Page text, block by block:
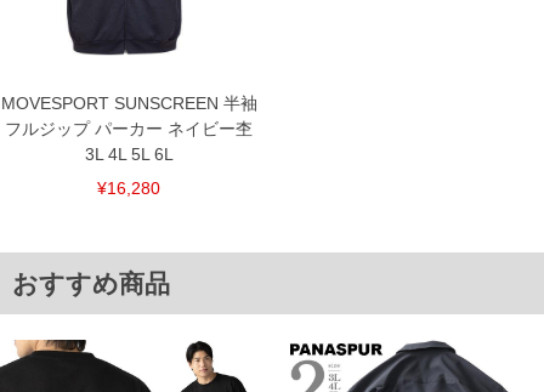
※【ボトムの裾上げをご希望の場合】
裾上げ料金は500円+税となります。
備考欄に股下●cmとご記入下さい。（裾上げ無料対象商品は1本につき税込6,000円以
尚、裾上げした商品は返品・交換不可となりますので、予めご了承下さい。
一部、お直しに対応出来ない商品がございます。(例：裾にファスナーや調節ひもが付
いている、極端なデザインが施されている等)
※商品によって若干のサイズの誤差がございます。また、お客様がご使用の環境（コ
ンピュータ画面）によって、商品の色味が若干異なる場合がございます。予めご了承
す。そのようなことがない様最大限に努めておりますが、もしあった場合速やかにご
連絡させて頂きますので予めご了承ください。
DETAIL
MOVESPORT SUNSCREEN 半袖
フルジップ パーカー ネイビー杢
3L 4L 5L 6L
¥16,280
おすすめ商品